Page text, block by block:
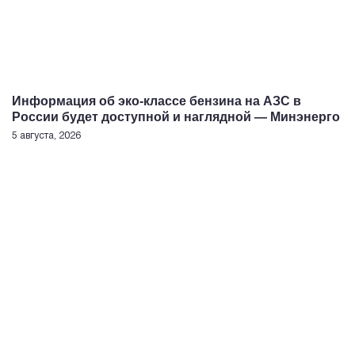
Информация об эко-классе бензина на АЗС в
России будет доступной и наглядной — Минэнерго
5 августа, 2026